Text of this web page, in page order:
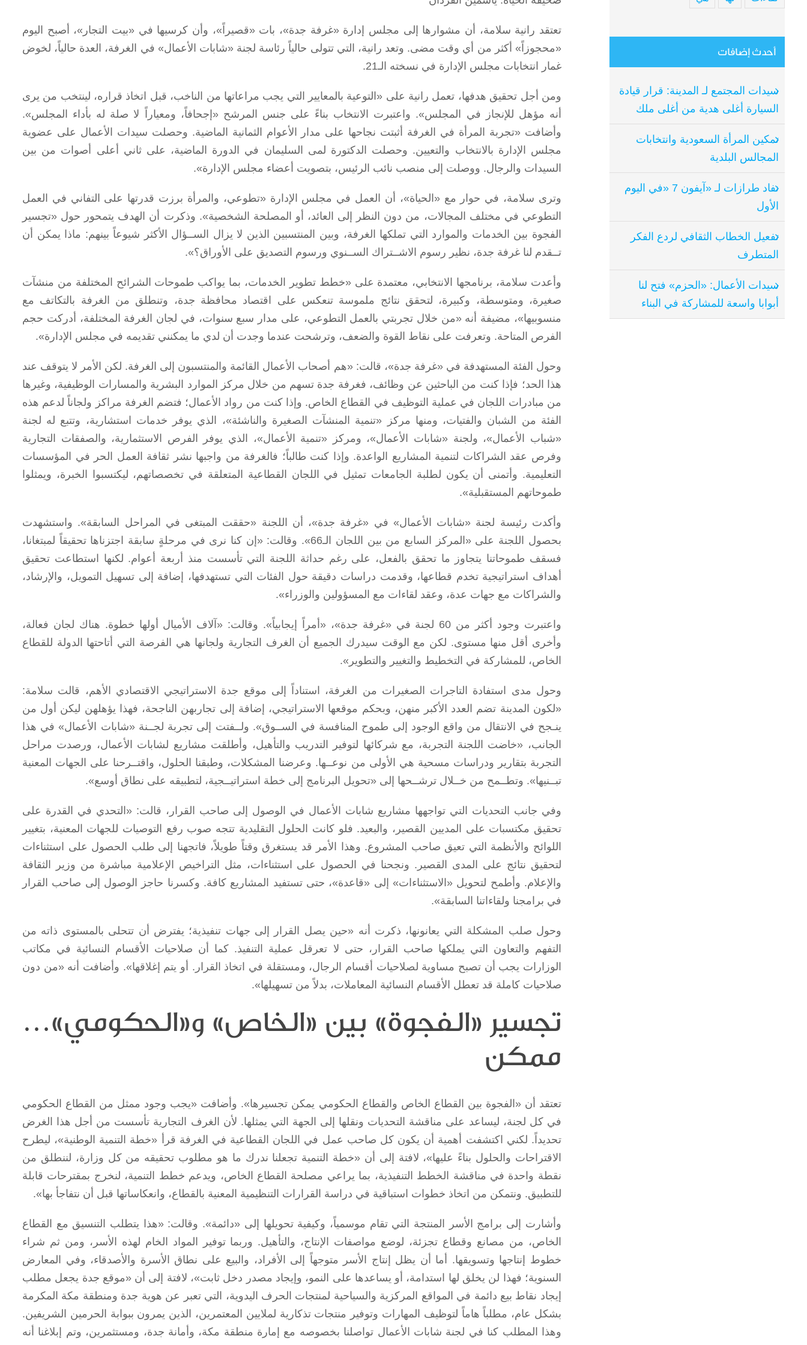
تعتقد رانية سلامة، أن مشوارها إلى مجلس إدارة «غرفة جدة»، بات «قصيراً»، وأن كرسيها في «بيت التجار»، أصبح اليوم
«محجوزاً» أكثر من أي وقت مضى. وتعد رانية، التي تتولى حالياً رئاسة لجنة «شابات الأعمال» في الغرفة، العدة حالياً، لخوض
غمار انتخابات مجلس الإدارة في نسخته الـ21.
ومن أجل تحقيق هدفها، تعمل رانية على «التوعية بالمعايير التي يجب مراعاتها من الناخب، قبل اتخاذ قراره، لينتخب من يرى
أنه مؤهل للإنجاز في المجلس». واعتبرت الانتخاب بناءً على جنس المرشح «إجحافاً، ومعياراً لا صلة له بأداء المجلس».
وأضافت «تجربة المرأة في الغرفة أثبتت نجاحها على مدار الأعوام الثمانية الماضية. وحصلت سيدات الأعمال على عضوية
مجلس الإدارة بالانتخاب والتعيين. وحصلت الدكتورة لمى السليمان في الدورة الماضية، على ثاني أعلى أصوات من بين
السيدات والرجال. ووصلت إلى منصب نائب الرئيس، بتصويت أعضاء مجلس الإدارة».
وترى سلامة، في حوار مع «الحياة»، أن العمل في مجلس الإدارة «تطوعي، والمرأة برزت قدرتها على التفاني في العمل
التطوعي في مختلف المجالات، من دون النظر إلى العائد، أو المصلحة الشخصية». وذكرت أن الهدف يتمحور حول «تجسير
الفجوة بين الخدمات والموارد التي تملكها الغرفة، وبين المنتسبين الذين لا يزال الســؤال الأكثر شيوعاً بينهم: ماذا يمكن أن
تــقدم لنا غرفة جدة، نظير رسوم الاشــتراك الســنوي ورسوم التصديق على الأوراق؟».
وأعدت سلامة، برنامجها الانتخابي، معتمدة على «خطط تطوير الخدمات، بما يواكب طموحات الشرائح المختلفة من منشآت
صغيرة، ومتوسطة، وكبيرة، لتحقق نتائج ملموسة تنعكس على اقتصاد محافظة جدة، وتنطلق من الغرفة بالتكاتف مع
منسوبيها»، مضيفة أنه «من خلال تجربتي بالعمل التطوعي، على مدار سبع سنوات، في لجان الغرفة المختلفة، أدركت حجم
الفرص المتاحة. وتعرفت على نقاط القوة والضعف، وترشحت عندما وجدت أن لدي ما يمكنني تقديمه في مجلس الإدارة».
وحول الفئة المستهدفة في «غرفة جدة»، قالت: «هم أصحاب الأعمال القائمة والمنتسبون إلى الغرفة. لكن الأمر لا يتوقف عند
هذا الحد؛ فإذا كنت من الباحثين عن وظائف، فغرفة جدة تسهم من خلال مركز الموارد البشرية والمسارات الوظيفية، وغيرها
من مبادرات اللجان في عملية التوظيف في القطاع الخاص. وإذا كنت من رواد الأعمال؛ فتضم الغرفة مراكز ولجاناً لدعم هذه
الفئة من الشبان والفتيات، ومنها مركز «تنمية المنشآت الصغيرة والناشئة»، الذي يوفر خدمات استشارية، وتتبع له لجنة
«شباب الأعمال»، ولجنة «شابات الأعمال»، ومركز «تنمية الأعمال»، الذي يوفر الفرص الاستثمارية، والصفقات التجارية
وفرص عقد الشراكات لتنمية المشاريع الواعدة. وإذا كنت طالباً؛ فالغرفة من واجبها نشر ثقافة العمل الحر في المؤسسات
التعليمية. وأتمنى أن يكون لطلبة الجامعات تمثيل في اللجان القطاعية المتعلقة في تخصصاتهم، ليكتسبوا الخبرة، ويمثلوا
طموحاتهم المستقبلية».
وأكدت رئيسة لجنة «شابات الأعمال» في «غرفة جدة»، أن اللجنة «حققت المبتغى في المراحل السابقة». واستشهدت
بحصول اللجنة على «المركز السابع من بين اللجان الـ66». وقالت: «إن كنا نرى في مرحلةٍ سابقة اجتزناها تحقيقاً لمبتغانا،
فسقف طموحاتنا يتجاوز ما تحقق بالفعل، على رغم حداثة اللجنة التي تأسست منذ أربعة أعوام. لكنها استطاعت تحقيق
أهداف استراتيجية تخدم قطاعها، وقدمت دراسات دقيقة حول الفئات التي تستهدفها، إضافة إلى تسهيل التمويل، والإرشاد،
والشراكات مع جهات عدة، وعقد لقاءات مع المسؤولين والوزراء».
واعتبرت وجود أكثر من 60 لجنة في «غرفة جدة»، «أمراً إيجابياً». وقالت: «آلاف الأميال أولها خطوة. هناك لجان فعالة،
وأخرى أقل منها مستوى. لكن مع الوقت سيدرك الجميع أن الغرف التجارية ولجانها هي الفرصة التي أتاحتها الدولة للقطاع
الخاص، للمشاركة في التخطيط والتغيير والتطوير».
وحول مدى استفادة التاجرات الصغيرات من الغرفة، استناداً إلى موقع جدة الاستراتيجي الاقتصادي الأهم، قالت سلامة:
«لكون المدينة تضم العدد الأكبر منهن، وبحكم موقعها الاستراتيجي، إضافة إلى تجاربهن الناجحة، فهذا يؤهلهن ليكن أول من
ينـجح في الانتقال من واقع الوجود إلى طموح المنافسة في الســوق». ولــفتت إلى تجربة لجــنة «شابات الأعمال» في هذا
الجانب، «خاضت اللجنة التجربة، مع شركائها لتوفير التدريب والتأهيل، وأطلقت مشاريع لشابات الأعمال، ورصدت مراحل
التجربة بتقارير ودراسات مسحية هي الأولى من نوعــها. وعرضنا المشكلات، وطبقنا الحلول، واقتــرحنا على الجهات المعنية
تبــنيها». وتطــمح من خــلال ترشــحها إلى «تحويل البرنامج إلى خطة استراتيــجية، لتطبيقه على نطاق أوسع».
وفي جانب التحديات التي تواجهها مشاريع شابات الأعمال في الوصول إلى صاحب القرار، قالت: «التحدي في القدرة على
تحقيق مكتسبات على المديين القصير، والبعيد. فلو كانت الحلول التقليدية تتجه صوب رفع التوصيات للجهات المعنية، بتغيير
اللوائح والأنظمة التي تعيق صاحب المشروع. وهذا الأمر قد يستغرق وقتاً طويلاً، فاتجهنا إلى طلب الحصول على استثناءات
لتحقيق نتائج على المدى القصير. ونجحنا في الحصول على استثناءات، مثل التراخيص الإعلامية مباشرة من وزير الثقافة
والإعلام. وأطمح لتحويل «الاستثناءات» إلى «قاعدة»، حتى تستفيد المشاريع كافة. وكسرنا حاجز الوصول إلى صاحب القرار
في برامجنا ولقاءاتنا السابقة».
وحول صلب المشكلة التي يعانونها، ذكرت أنه «حين يصل القرار إلى جهات تنفيذية؛ يفترض أن تتحلى بالمستوى ذاته من
التفهم والتعاون التي يملكها صاحب القرار، حتى لا تعرقل عملية التنفيذ. كما أن صلاحيات الأقسام النسائية في مكاتب
الوزارات يجب أن تصبح مساوية لصلاحيات أقسام الرجال، ومستقلة في اتخاذ القرار. أو يتم إغلاقها». وأضافت أنه «من دون
صلاحيات كاملة قد تعطل الأقسام النسائية المعاملات، بدلاً من تسهيلها».
تجسير «الفجوة» بين «الخاص» و«الحكومي»…
ممكن
تعتقد أن «الفجوة بين القطاع الخاص والقطاع الحكومي يمكن تجسيرها». وأضافت «يجب وجود ممثل من القطاع الحكومي
في كل لجنة، ليساعد على مناقشة التحديات ونقلها إلى الجهة التي يمثلها. لأن الغرف التجارية تأسست من أجل هذا الغرض
تحديداً. لكني اكتشفت أهمية أن يكون كل صاحب عمل في اللجان القطاعية في الغرفة قرأ «خطة التنمية الوطنية»، ليطرح
الاقتراحات والحلول بناءً عليها»، لافتة إلى أن «خطة التنمية تجعلنا ندرك ما هو مطلوب تحقيقه من كل وزارة، لننطلق من
نقطة واحدة في مناقشة الخطط التنفيذية، بما يراعي مصلحة القطاع الخاص، ويدعم خطط التنمية، لنخرج بمقترحات قابلة
للتطبيق. ونتمكن من اتخاذ خطوات استباقية في دراسة القرارات التنظيمية المعنية بالقطاع، وانعكاساتها قبل أن نتفاجأ بها».
وأشارت إلى برامج الأسر المنتجة التي تقام موسمياً، وكيفية تحويلها إلى «دائمة». وقالت: «هذا يتطلب التنسيق مع القطاع
الخاص، من مصانع وقطاع تجزئة، لوضع مواصفات الإنتاج، والتأهيل. وربما توفير المواد الخام لهذه الأسر، ومن ثم شراء
خطوط إنتاجها وتسويقها. أما أن يظل إنتاج الأسر متوجهاً إلى الأفراد، والبيع على نطاق الأسرة والأصدقاء، وفي المعارض
السنوية؛ فهذا لن يخلق لها استدامة، أو يساعدها على النمو، وإيجاد مصدر دخل ثابت»، لافتة إلى أن «موقع جدة يجعل مطلب
إيجاد نقاط بيع دائمة في المواقع المركزية والسياحية لمنتجات الحرف اليدوية، التي تعبر عن هوية جدة ومنطقة مكة المكرمة
بشكل عام، مطلباً هاماً لتوظيف المهارات وتوفير منتجات تذكارية لملايين المعتمرين، الذين يمرون ببوابة الحرمين الشريفين.
وهذا المطلب كنا في لجنة شابات الأعمال تواصلنا بخصوصه مع إمارة منطقة مكة، وأمانة جدة، ومستثمرين، وتم إبلاغنا أنه
أحدث إضافات
سيدات المجتمع لـ المدينة: قرار قيادة
السيارة أغلى هدية من أغلى ملك
تمكين المرأة السعودية وانتخابات
المجالس البلدية
نفاد طرازات لـ «آيفون 7 «في اليوم
الأول
تفعيل الخطاب الثقافي لردع الفكر
المتطرف
سيدات الأعمال: «الحزم» فتح لنا
أبوابا واسعة للمشاركة في البناء